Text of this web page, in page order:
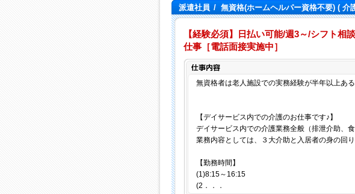
派遣社員 / 無資格(ホームヘルパー資格不要)( 介
【経験必須】日払い可能/週3～/シフト
仕事［電話面接実施中］
無資格者は老人施設での実務経験が半年以上あ
【デイサービス内での介護のお仕事
デイサービス内での介護業務全般（排泄介助、
業務内容としては、３大介助と入居者の身の回り
【勤務時間】
(1)8:15～16:15
(2．．．